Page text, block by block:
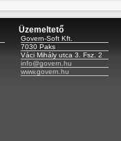
Üzemeltető
Govern-Soft Kft.
7030 Paks
Váci Mihály utca 3. Fsz. 2
info@govern.hu
www.govern.hu